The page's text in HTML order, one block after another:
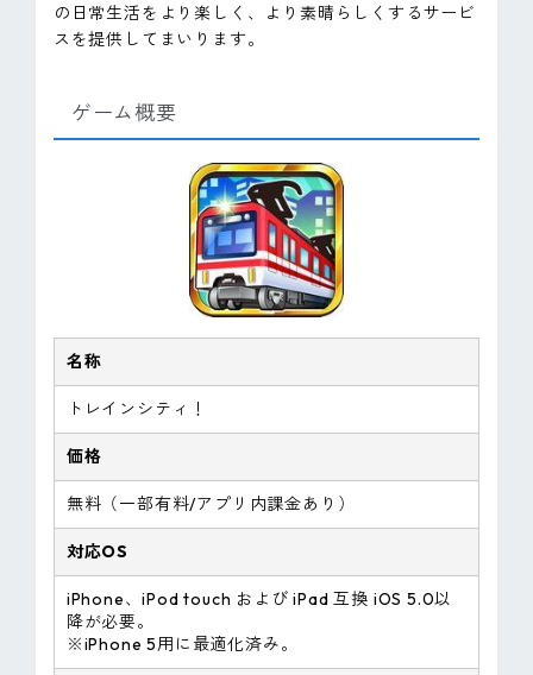
の日常生活をより楽しく、より素晴らしくするサービ
スを提供してまいります。
ゲーム概要
名称
トレインシティ！
価格
無料（一部有料/アプリ内課金あり）
対応OS
iPhone、iPod touch および iPad 互換 iOS 5.0以
降が必要。
※iPhone 5用に最適化済み。